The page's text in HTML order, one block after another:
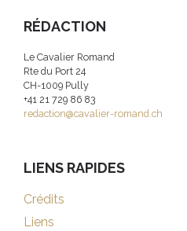
RÉDACTION
Le Cavalier Romand
Rte du Port 24
CH-1009 Pully
+41 21 729 86 83
redaction@cavalier-romand.ch
LIENS RAPIDES
Crédits
Liens